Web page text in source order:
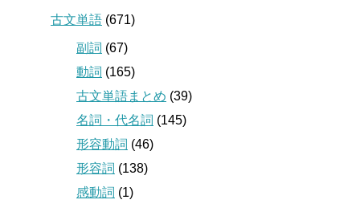
古文単語 (671)
副詞 (67)
動詞 (165)
古文単語まとめ (39)
名詞・代名詞 (145)
形容動詞 (46)
形容詞 (138)
感動詞 (1)